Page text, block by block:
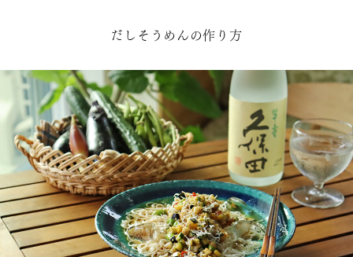
だしそうめんの作り方